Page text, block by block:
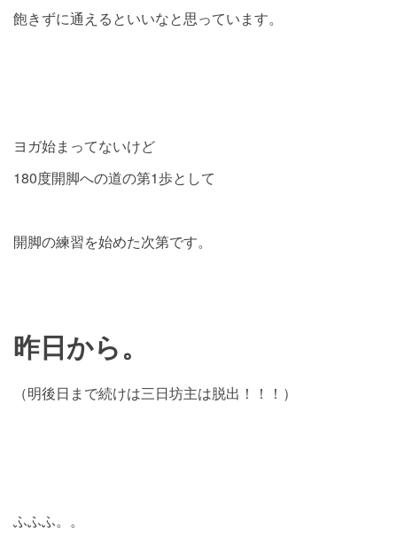
飽きずに通えるといいなと思っています。
ヨガ始まってないけど
180度開脚への道の第1歩として
開脚の練習を始めた次第です。
昨日から。
（明後日まで続けは三日坊主は脱出！！！）
ふふふ。。